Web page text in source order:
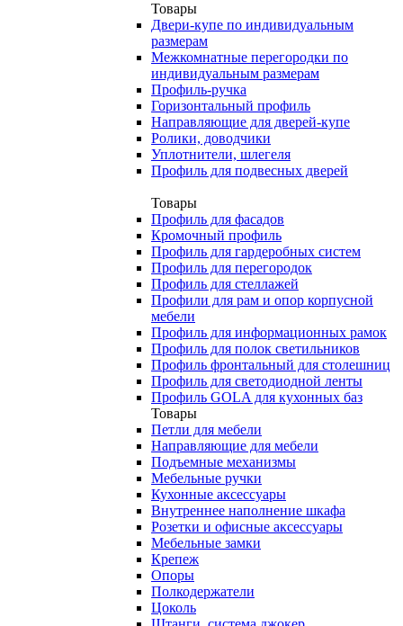
Товары
Двери-купе по индивидуальным
размерам
Межкомнатные перегородки по
индивидуальным размерам
Профиль-ручка
Горизонтальный профиль
Направляющие для дверей-купе
Ролики, доводчики
Уплотнители, шлегеля
Профиль для подвесных дверей
Товары
Профиль для фасадов
Кромочный профиль
Профиль для гардеробных систем
Профиль для перегородок
Профиль для стеллажей
Профили для рам и опор корпусной
мебели
Профиль для информационных рамок
Профиль для полок светильников
Профиль фронтальный для столешниц
Профиль для светодиодной ленты
Профиль GOLA для кухонных баз
Товары
Петли для мебели
Направляющие для мебели
Подъемные механизмы
Мебельные ручки
Кухонные аксессуары
Внутреннее наполнение шкафа
Розетки и офисные аксессуары
Мебельные замки
Крепеж
Опоры
Полкодержатели
Цоколь